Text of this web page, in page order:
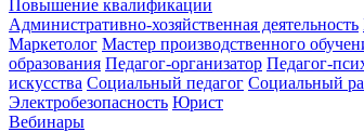
Повышение квалификации
Административно-хозяйственная деятельность
Маркетолог Мастер производственного
образования Педагог-организатор Педагог-
искусства Социальный педагог Социальный
Электробезопасность Юрист
Вебинары